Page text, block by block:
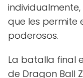
que les permite
poderosos.
La batalla final
de Dragon Ball